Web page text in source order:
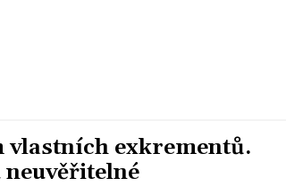
vlastních exkrementů.
neuvěřitelné